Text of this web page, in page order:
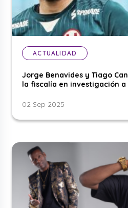
ACTUALIDAD
Jorge Benavides y Tiago
la fiscalía en investigación a
02 Sep 2025